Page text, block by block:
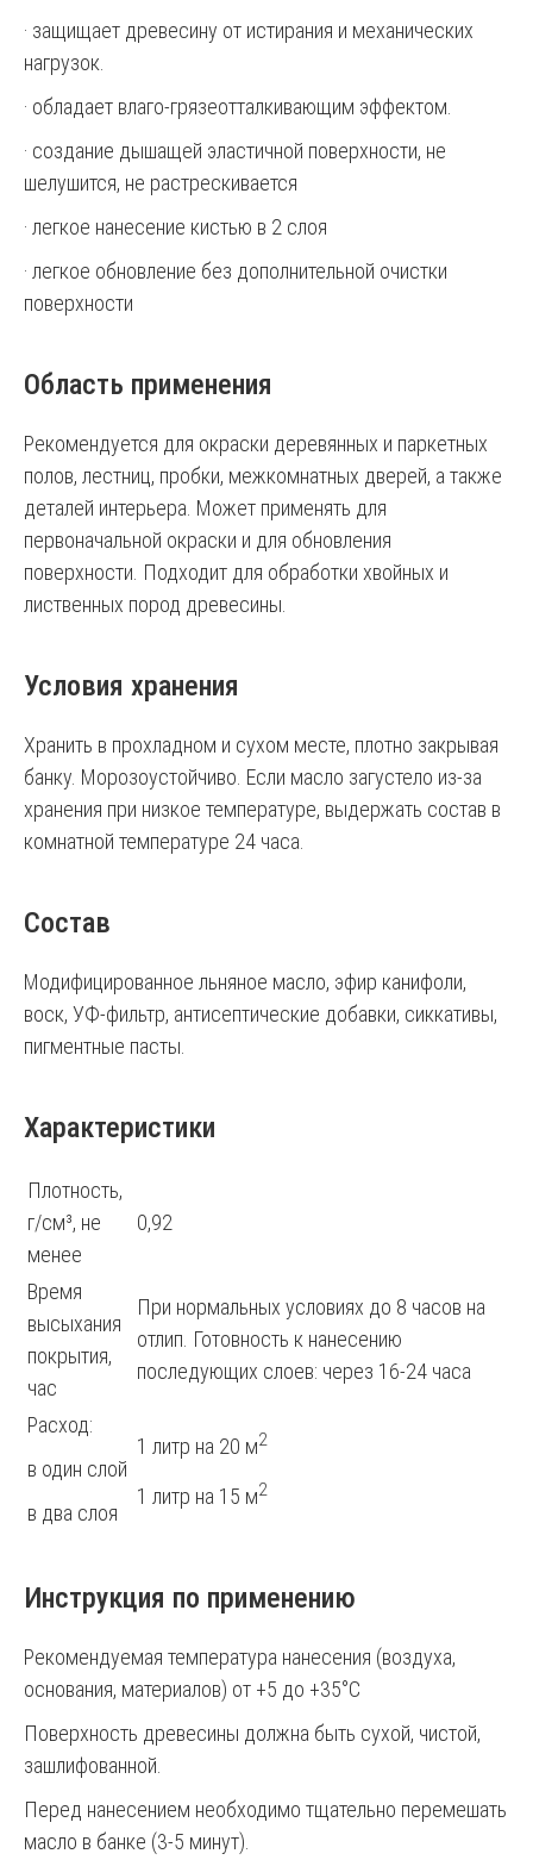
· защищает древесину от истирания и механических
нагрузок.
· обладает влаго-грязеотталкивающим эффектом.
· создание дышащей эластичной поверхности, не
шелушится, не растрескивается
· легкое нанесение кистью в 2 слоя
· легкое обновление без дополнительной очистки
поверхности
Область применения
Рекомендуется для окраски деревянных и паркетных
полов, лестниц, пробки, межкомнатных дверей, а также
деталей интерьера. Может применять для
первоначальной окраски и для обновления
поверхности. Подходит для обработки хвойных и
лиственных пород древесины.
Условия хранения
Хранить в прохладном и сухом месте, плотно закрывая
банку. Морозоустойчиво. Если масло загустело из-за
хранения при низкое температуре, выдержать состав в
комнатной температуре 24 часа.
Состав
Модифицированное льняное масло, эфир канифоли,
воск, УФ-фильтр, антисептические добавки, сиккативы,
пигментные пасты.
Характеристики
Плотность,
г/см³, не
менее
0,92
Время
высыхания
покрытия,
час
При нормальных условиях до 8 часов на
отлип. Готовность к нанесению
последующих слоев: через 16-24 часа
Расход:
в один слой
в два слоя
1 литр на 20 м2
1 литр на 15 м2
Инструкция по применению
Рекомендуемая температура нанесения (воздуха,
основания, материалов) от +5 до +35°С
Поверхность древесины должна быть сухой, чистой,
зашлифованной.
Перед нанесением необходимо тщательно перемешать
масло в банке (3-5 минут).